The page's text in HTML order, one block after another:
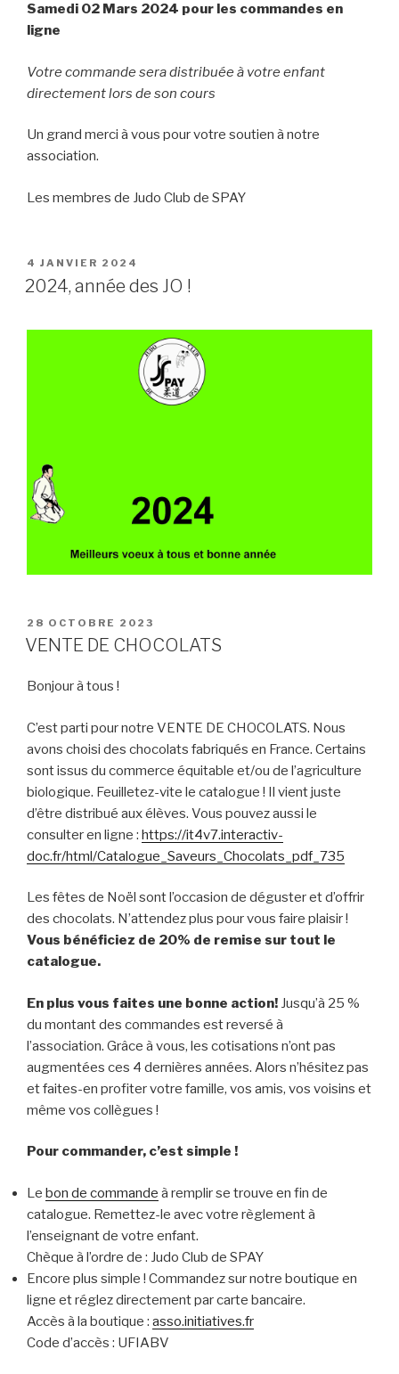
Samedi 02 Mars 2024 pour les commandes en
ligne
Votre commande sera distribuée à votre enfant
directement lors de son cours
Un grand merci à vous pour votre soutien à notre
association.
Les membres de Judo Club de SPAY
PUBLIÉ
LE
4 JANVIER 2024
2024, année des JO !
PUBLIÉ
LE
28 OCTOBRE 2023
VENTE DE CHOCOLATS
Bonjour à tous !
C’est parti pour notre VENTE DE CHOCOLATS. Nous
avons choisi des chocolats fabriqués en France. Certains
sont issus du commerce équitable et/ou de l’agriculture
biologique. Feuilletez-vite le catalogue ! Il vient juste
d’être distribué aux élèves. Vous pouvez aussi le
consulter en ligne : https://it4v7.interactiv-
doc.fr/html/Catalogue_Saveurs_Chocolats_pdf_735
Les fêtes de Noël sont l’occasion de déguster et d’offrir
des chocolats. N’attendez plus pour vous faire plaisir !
Vous bénéficiez de 20% de remise sur tout le
catalogue.
En plus vous faites une bonne action! Jusqu’à 25 %
du montant des commandes est reversé à
l’association. Grâce à vous, les cotisations n’ont pas
augmentées ces 4 dernières années. Alors n’hésitez pas
et faites-en profiter votre famille, vos amis, vos voisins et
même vos collègues !
Pour commander, c’est simple !
Le bon de commande à remplir se trouve en fin de
catalogue. Remettez-le avec votre règlement à
l’enseignant de votre enfant.
Chèque à l’ordre de : Judo Club de SPAY
Encore plus simple ! Commandez sur notre boutique en
ligne et réglez directement par carte bancaire.
Accès à la boutique : asso.initiatives.fr
Code d’accès : UFIABV